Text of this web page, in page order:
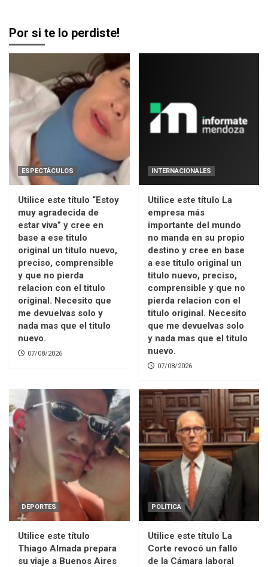
Por si te lo perdiste!
ESPECTÁCULOS
Utilice este título “Estoy
muy agradecida de
estar viva” y cree en
base a ese titulo
original un titulo nuevo,
preciso, comprensible
y que no pierda
relacion con el titulo
original. Necesito que
me devuelvas solo y
nada mas que el titulo
nuevo.
07/08/2026
INTERNACIONALES
Utilice este título La
empresa más
importante del mundo
no manda en su propio
destino y cree en base
a ese titulo original un
titulo nuevo, preciso,
comprensible y que no
pierda relacion con el
titulo original. Necesito
que me devuelvas solo
y nada mas que el titulo
nuevo.
07/08/2026
DEPORTES
Utilice este título
Thiago Almada prepara
su viaje a Buenos Aires
POLÍTICA
Utilice este título La
Corte revocó un fallo
de la Cámara laboral